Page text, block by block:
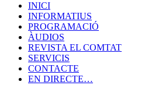
INICI
INFORMATIUS
PROGRAMACIÓ
ÀUDIOS
REVISTA EL COMTAT
SERVICIS
CONTACTE
EN DIRECTE…